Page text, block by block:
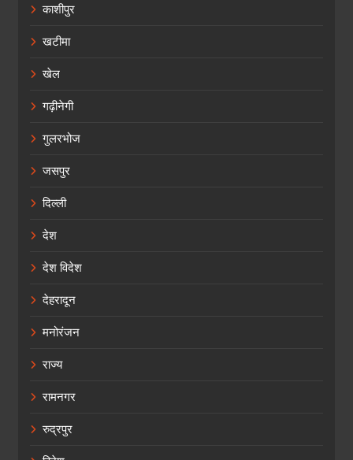
काशीपुर
खटीमा
खेल
गढ़ीनेगी
गुलरभोज
जसपुर
दिल्ली
देश
देश विदेश
देहरादून
मनोरंजन
राज्य
रामनगर
रुद्रपुर